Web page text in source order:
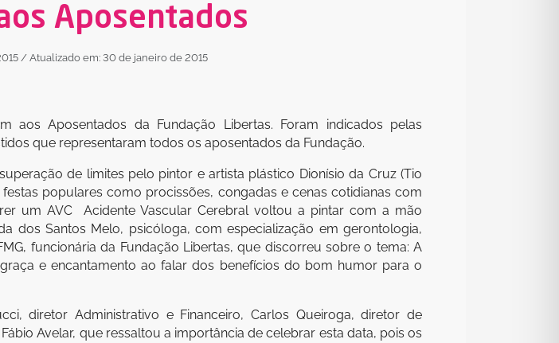
Aposentados
/ Atualizado em: 30 de janeiro de 2015
aos Aposentados da Fundação Libertas. Foram indicados pelas
que representaram todos os aposentados da Fundação.
de limites pelo pintor e artista plástico Dionísio da Cruz (Tio
populares como procissões, congadas e cenas cotidianas com
um AVC  Acidente Vascular Cerebral voltou a pintar com a mão
dos Santos Melo, psicóloga, com especialização em gerontologia,
funcionária da Fundação Libertas, que discorreu sobre o tema: A
e encantamento ao falar dos benefícios do bom humor para o
diretor Administrativo e Financeiro, Carlos Queiroga, diretor de
Avelar, que ressaltou a importância de celebrar esta data, pois os